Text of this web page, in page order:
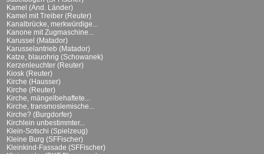
Kamel (And. Länder)
Kamel mit Treiber (Reuter)
Kanalbrücke, merkwürdige...
Kanone mit Zugmaschine...
Karussel (Matador)
Karusselantrieb (Matador)
Katze, blauohrig (Schowanek)
Kerzenleuchter (Reuter)
Kiosk (Reuter)
Kirche (Hausser)
Kirche (Reuter)
Kirche, mängelbehaftete...
Kirche, transmoslemische...
Kirche? (Burgdorfer)
Kirchlein unbestimmter...
Klein-Sotschi (Spielzeug)
Kleine Burg (SFFischer)
Kleinkind-Fassade (SFFischer)